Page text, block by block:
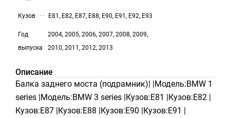
Кузов E81, E82, E87, E88, E90, E91, E92, E93
Год
выпуска
2004, 2005, 2006, 2007, 2008, 2009,
2010, 2011, 2012, 2013
Описание
Балка заднего моста (подрамник)| |Модель:BMW 1
series |Модель:BMW 3 series |Кузов:E81 |Кузов:E82 |
Кузов:E87 |Кузов:E88 |Кузов:E90 |Кузов:E91 |